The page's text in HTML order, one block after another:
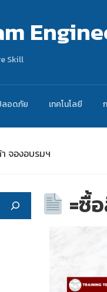
Skill
ลอดภัย เทคโนโลยี
จองอบรมฯ
=ซื้